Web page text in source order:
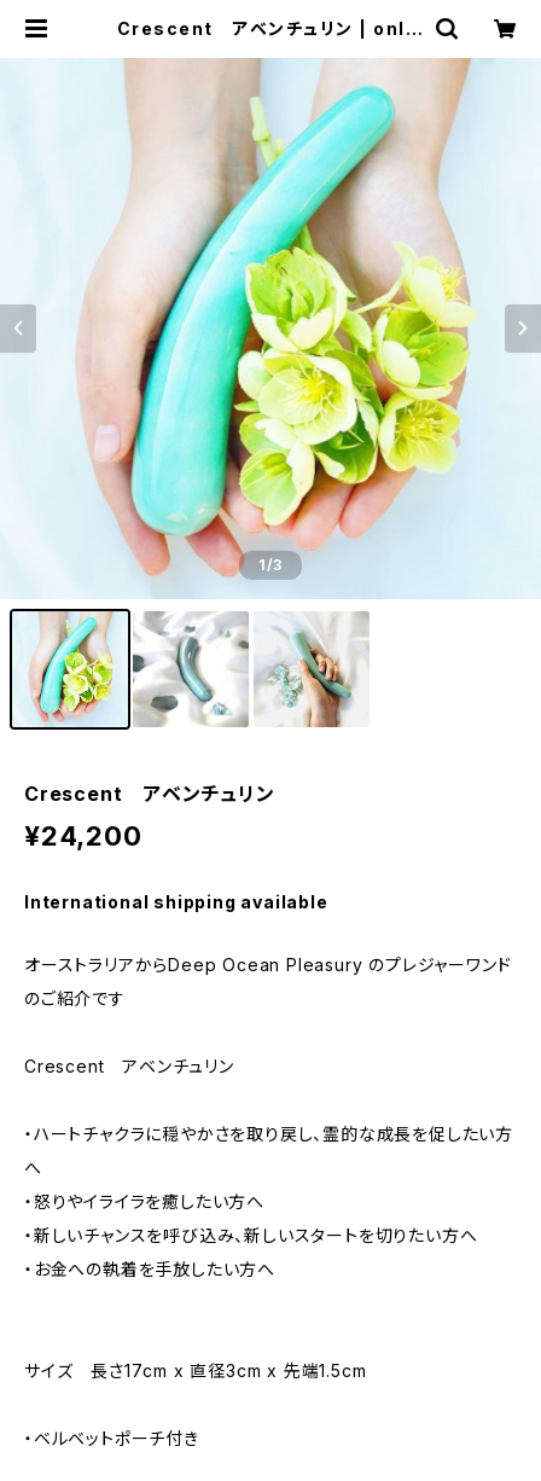
Crescent アベンチュリン | onlin
1/3
Crescent アベンチュリン
¥24,200
International shipping available
オーストラリアからDeep Ocean Pleasury のプレジャーワンド
のご紹介です
Crescent アベンチュリン
・ハートチャクラに穏やかさを取り戻し、霊的な成長を促したい方
へ
・怒りやイライラを癒したい方へ
・新しいチャンスを呼び込み、新しいスタートを切りたい方へ
・お金への執着を手放したい方へ
サイズ 長さ17cm x 直径3cm x 先端1.5cm
・ベルベットポーチ付き